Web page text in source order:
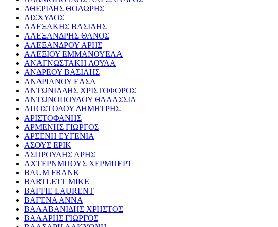
ΑΘΕΡΙΔΗΣ ΘΟΔΩΡΗΣ
ΑΙΣΧΥΛΟΣ
ΑΛΕΞΑΚΗΣ ΒΑΣΙΛΗΣ
ΑΛΕΞΑΝΔΡΗΣ ΘΑΝΟΣ
ΑΛΕΞΑΝΔΡΟΥ ΑΡΗΣ
ΑΛΕΞΙΟΥ ΕΜΜΑΝΟΥΕΛΑ
ΑΝΑΓΝΩΣΤΑΚΗ ΛΟΥΛΑ
ΑΝΔΡΕΟΥ ΒΑΣΙΛΗΣ
ΑΝΔΡΙΑΝΟΥ ΕΛΣΑ
ΑΝΤΩΝΙΑΔΗΣ ΧΡΙΣΤΟΦΟΡΟΣ
ΑΝΤΩΝΟΠΟΥΛΟΥ ΘΑΛΑΣΣΙΑ
ΑΠΟΣΤΟΛΟΥ ΔΗΜΗΤΡΗΣ
ΑΡΙΣΤΟΦΑΝΗΣ
ΑΡΜΕΝΗΣ ΓΙΩΡΓΟΣ
ΑΡΣΕΝΗ ΕΥΓΕΝΙΑ
ΑΣΟΥΣ ΕΡΙΚ
ΑΣΠΡΟΥΛΗΣ ΑΡΗΣ
ΑΧΤΕΡΝΜΠΟΥΣ ΧΕΡΜΠΕΡΤ
BAUM FRANK
BARTLETT MIKE
BAFFIE LAURENT
ΒΑΓΕΝΑ ΑΝΝΑ
ΒΑΛΑΒΑΝΙΔΗΣ ΧΡΗΣΤΟΣ
ΒΑΛΑΡΗΣ ΓΙΩΡΓΟΣ